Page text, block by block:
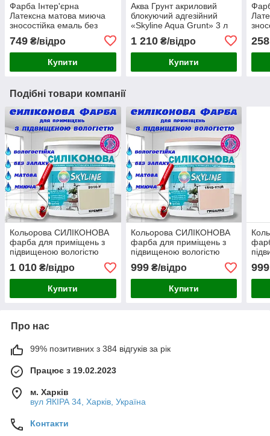
Фарба Інтер'єрна
Латексна матова миюча
зносостійка емаль без
Skyline Небесний 3 л
749 ₴/відро
Купити
Аква Грунт акриловий
блокуючий адгезійний
«Skyline Aqua Grunt» 3 л
поверхонь)
1 210₴/відро
Купити
258
Подібні товари компанії
Кольорова СИЛІКОНОВА
фарба для приміщень з
підвищеною вологістю
миюча протигрибкова
матова емаль SkyLine
Кремін 3 л
1 010 ₴/відро
Купити
Кольорова СИЛІКОНОВА
фарба для приміщень з
підвищеною вологістю
миюча протигрибкова
матова емаль SkyLine
Грівальд 3 л
999₴/відро
Купити
999
Про нас
99% позитивних з 384 відгуків за рік
Працює з 19.02.2023
м. Харків
вул ЯКІРА 34, Харків, Україна
Контакти